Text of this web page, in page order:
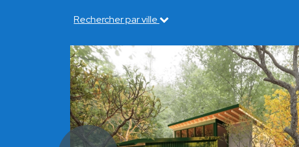
Rechercher par ville